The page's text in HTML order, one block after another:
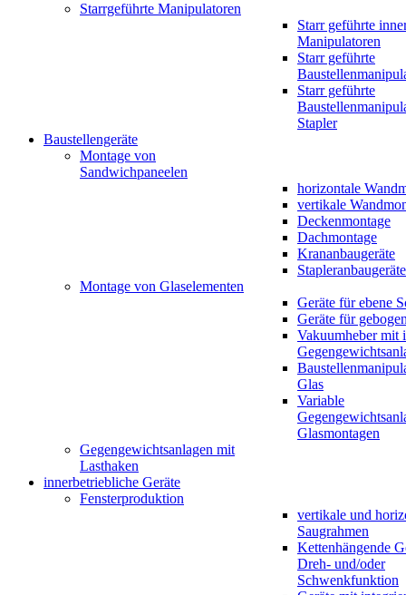
Starrgeführte Manipulatoren
Starr geführte
Manipulatoren
Starr geführte
Starr geführte
Stapler
Baustellengeräte
Montage von
Sandwichpaneelen
horizontale
vertikale
Deckenmontage
Dachmontage
Krananbaugeräte
Stapleranbaugeräte
Montage von Glaselementen
Geräte für ebene
Geräte für
Vakuumheber mit
Glas
Variable
Glasmontagen
Gegengewichtsanlagen mit
Lasthaken
innerbetriebliche Geräte
Fensterproduktion
vertikale und
Saugrahmen
Kettenhängende
Dreh- und/oder
Schwenkfunktion